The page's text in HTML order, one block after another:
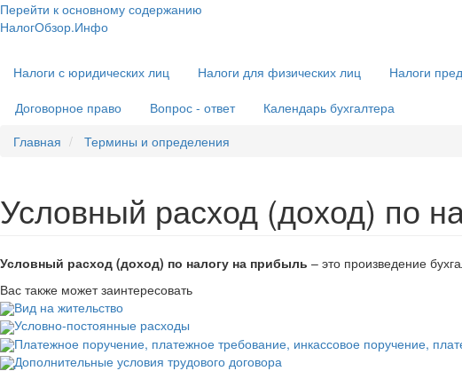
Перейти к основному содержанию
НалогОбзор.Инфо
навигация
Налоги с юридических лиц Налоги для физических лиц Налоги
Договорное право
Вопрос - ответ
Календарь бухгалтера
Главная
Термины и определения
Условный расход (доход) по
Условный расход (доход) по налогу на прибыль – это произведение
Вас также может заинтересовать
Вид на жительство
Условно-постоянные расходы
Платежное поручение, платежное требование, инкассовое поручение,
Дополнительные условия трудового договора